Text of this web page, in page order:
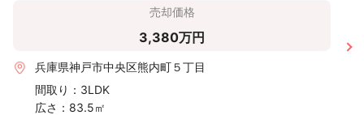
売却価格
3,380万円
兵庫県神戸市中央区熊内町５丁目
間取り： 3LDK
広さ： 83.5㎡